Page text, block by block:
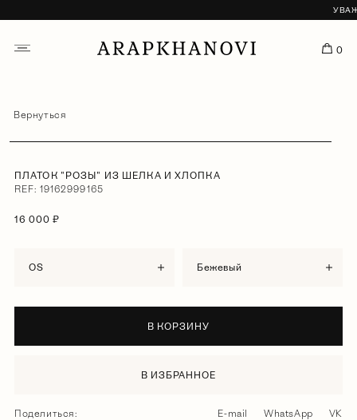
0
Вернуться
ПЛАТОК "РОЗЫ" ИЗ ШЕЛКА И ХЛОПКА
REF: 19162999165
16 000 ₽
OS бежевый
В КОРЗИНУ
В ИЗБРАННОЕ
Поделиться: E-mail WhatsApp VK